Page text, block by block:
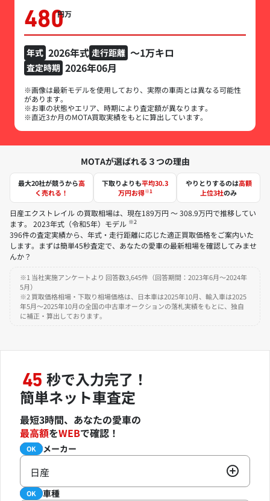
480万円
年式 2026年式 走行距離 ～1万キロ
査定時期 2026年06月
※画像は最新モデルを使用しており、実際の車両とは異なる可能性
があります。
※お車の状態やエリア、時期により査定額が異なります。
※直近3か月のMOTA買取実績をもとに算出しています。
MOTAが選ばれる３つの理由
最大20社が競うから高
く売れる！
下取りよりも平均30.3
万円お得※1
やりとりするのは高額
上位3社のみ
日産エクストレイル の買取相場は、現在189万円 ～ 308.9万円で推移してい
ます。 2023年式（令和5年）モデル ※2
396件の査定実績から、年式・走行距離に応じた適正買取価格をご案内いた
します。まずは簡単45秒査定で、あなたの愛車の最新相場を確認してみませ
んか？
※1 当社実施アンケートより 回答数3,645件（回答期間：2023年6月～2024年
5月）
※2 買取価格相場・下取り相場価格は、日本車は2025年10月、輸入車は2025
年5月～2025年10月の全国の中古車オークションの落札実績をもとに、独自
に補正・算出しております。
45 秒で入力完了！
簡単ネット車査定
最短3時間、あなたの愛車の
最高額をWEBで確認！
必須 メーカー
OK
日産
必須 車種
OK